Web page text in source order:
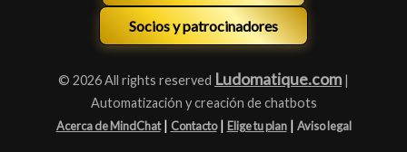
Socios y patrocinadores
© 2026 All rights reserved Ludomatique.com |
Automatización y creación de chatbots
Acerca de MindChat | Contacto | Elige tu plan | Aviso legal